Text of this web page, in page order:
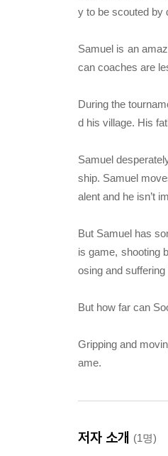
y to be scouted by
Samuel is an
can coaches are
During the
d his village. His
Samuel
ship. Samuel
alent and he isn’t
But Samuel has
is game, shooting
os­ing and
But how far can
Gripping and
ame.
저자 소개 (1명)